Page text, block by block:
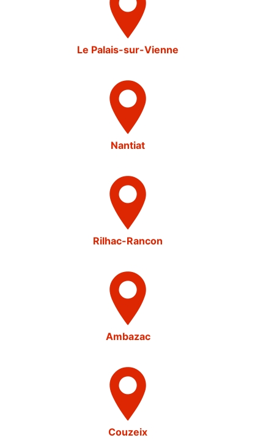
Le Palais-sur-Vienne
Nantiat
Rilhac-Rancon
Ambazac
Couzeix